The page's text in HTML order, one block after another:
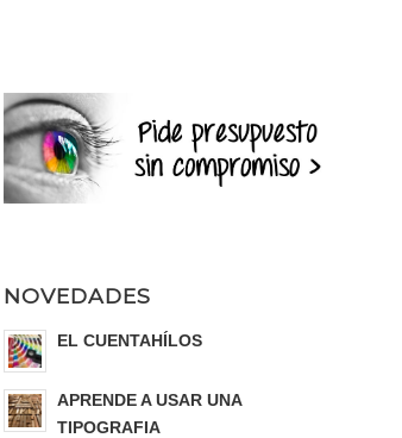
NOVEDADES
EL CUENTAHÍLOS
APRENDE A USAR UNA
TIPOGRAFIA